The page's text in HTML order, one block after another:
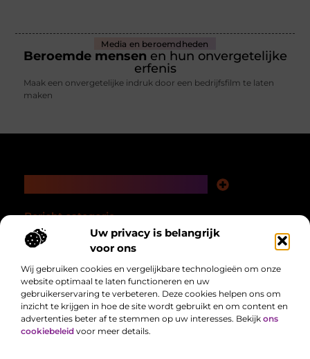
Uw privacy is belangrijk
voor ons
Wij gebruiken cookies en vergelijkbare technologieën om onze
website optimaal te laten functioneren en uw
gebruikerservaring te verbeteren. Deze cookies helpen ons om
inzicht te krijgen in hoe de site wordt gebruikt en om content en
advertenties beter af te stemmen op uw interesses. Bekijk ons
cookiebeleid voor meer details.
Media en beroemdheden
Beroemde mensen en hun onvergetelijke
erfenis
Maak een onvergetelijke indruk door een bedrijfsfilm te laten
maken
Bericht categorie
Alles uit het dagelijks leven, verzameld voor jou.